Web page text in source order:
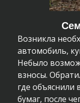
Возникла
автомобиль,
Небыло
взносы.
где
бумаг, после